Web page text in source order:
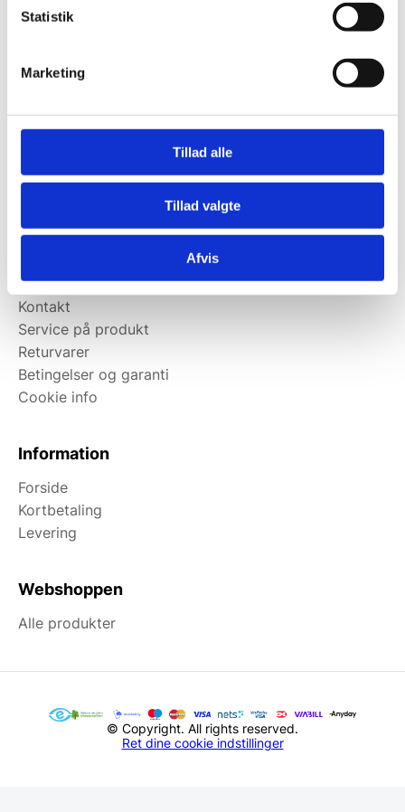
Statistik
Marketing
Tillad alle
Tillad valgte
Afvis
Mandag til torsdag: 10:00 – 14:00.
Afhentning muligt
man-torsdag fra 08:00-16:00.
Fredag 08:00-13.00
Kundeservice
Kontakt
Service på produkt
Returvarer
Betingelser og garanti
Cookie info
Information
Forside
Kortbetaling
Levering
Webshoppen
Alle produkter
© Copyright. All rights reserved.
Ret dine cookie indstillinger